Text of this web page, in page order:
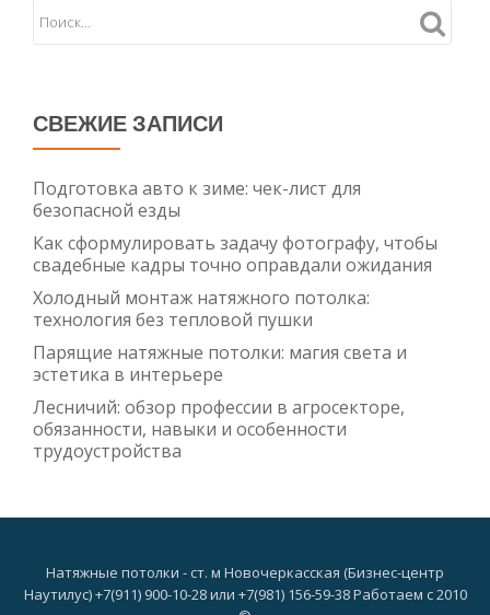
СВЕЖИЕ ЗАПИСИ
Подготовка авто к зиме: чек-лист для
безопасной езды
Как сформулировать задачу фотографу, чтобы
свадебные кадры точно оправдали ожидания
Холодный монтаж натяжного потолка:
технология без тепловой пушки
Парящие натяжные потолки: магия света и
эстетика в интерьере
Лесничий: обзор профессии в агросекторе,
обязанности, навыки и особенности
трудоустройства
Натяжные потолки - ст. м Новочеркасская (Бизнес-центр
Наутилус) +7(911) 900-10-28 или +7(981) 156-59-38 Работаем с 2010